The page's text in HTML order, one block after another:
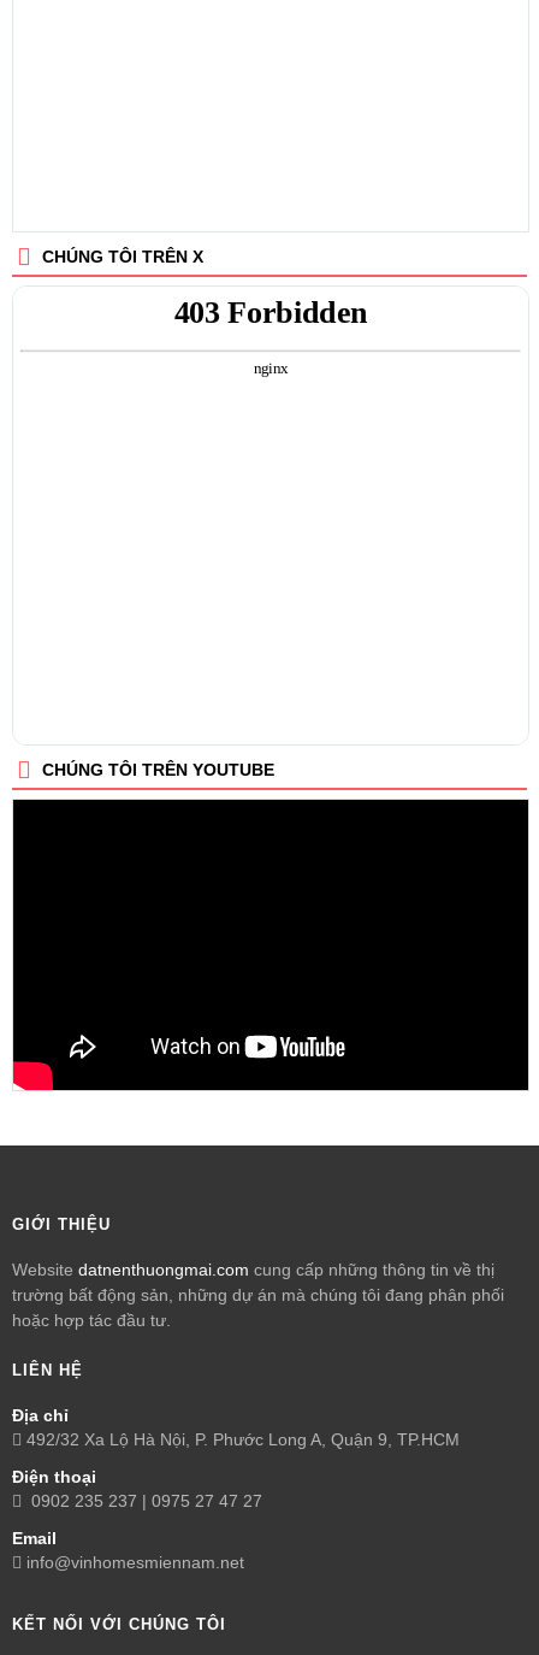
CHÚNG TÔI TRÊN X
CHÚNG TÔI TRÊN YOUTUBE
GIỚI THIỆU
Website datnenthuongmai.com cung cấp những thông tin về thị
trường bất động sản, những dự án mà chúng tôi đang phân phối
hoặc hợp tác đầu tư.
LIÊN HỆ
Địa chỉ
492/32 Xa Lộ Hà Nội, P. Phước Long A, Quận 9, TP.HCM
Điện thoại
0902 235 237 | 0975 27 47 27
Email
info@vinhomesmiennam.net
KẾT NỐI VỚI CHÚNG TÔI